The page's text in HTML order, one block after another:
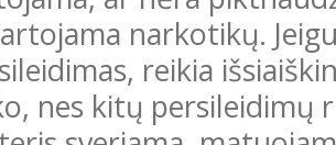
narkotikų.
reikia
nes kitų persileidimų